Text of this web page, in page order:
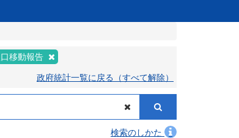
移動報告
政府統計一覧に戻る（すべて解除）
検索のしかた